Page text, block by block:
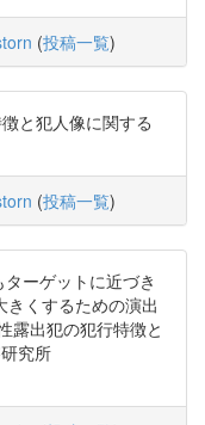
(投稿一覧)
と犯人像に関する
(投稿一覧)
ーゲットに近づき
くするための演出
露出犯の犯行特徴と
究所